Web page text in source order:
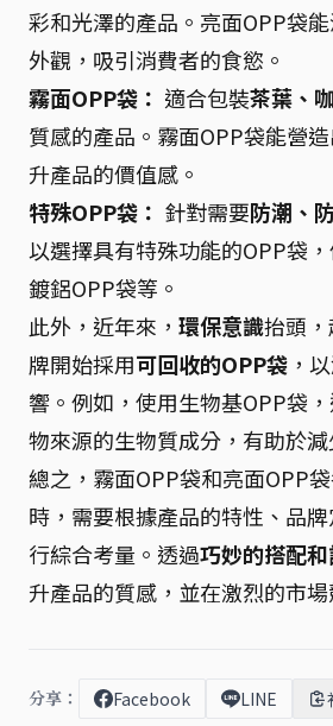
彩和光澤的產品。亮面OPP袋
外觀，吸引消費者的食慾。
霧面OPP袋： 適合包裝茶葉、
質感的產品。霧面OPP袋能營
升產品的價值感。
特殊OPP袋： 針對需要防潮、
以選擇具有特殊功能的OPP袋
鍍鋁OPP袋等。
此外，近年來， 環保意識抬頭
牌開始採用可回收的OPP袋 ，
響。例如，使用生物基OPP袋
物來源的生物質成分，有助於減
總之，霧面OPP袋和亮面OPP
時，需要根據產品的特性、品
行綜合考量。透過巧妙的搭配
升產品的質感，並在激烈的市
分享： Facebook LINE